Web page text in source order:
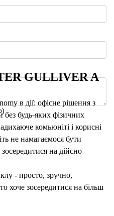
GULLIVER A
в дії: офісне рішення з
будь-яких фізичних
комьюніті і корисні
не намагаємося бути
на дійсно
- просто, зручно,
хоче зосередитися на більш